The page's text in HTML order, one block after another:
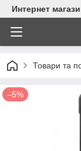
Интернет
Товари та
–5%